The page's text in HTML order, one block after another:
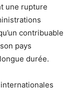
une rupture
contribuable
pays
durée.